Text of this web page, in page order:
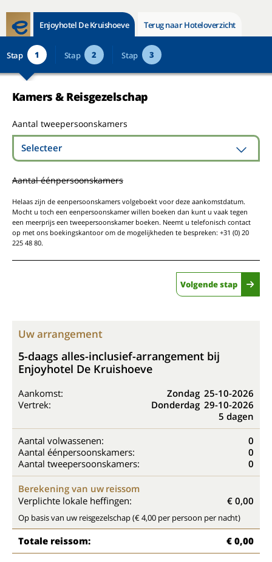
Enjoyhotel De Kruishoeve Terug naar Hoteloverzicht
Stap 1 Stap 2 Stap 3
Kamers & Reisgezelschap
Aantal tweepersoonskamers
Selecteer
Aantal éénpersoonskamers
Helaas zijn de eenpersoonskamers volgeboekt voor deze aankomstdatum.
Mocht u toch een eenpersoonskamer willen boeken dan kunt u vaak tegen
een meerprijs een tweepersoonskamer boeken. Neemt u telefonisch contact
op met ons boekingskantoor om de mogelijkheden te bespreken: +31 (0) 20
225 48 80.
Volgende stap
Uw arrangement
5-daags alles-inclusief-arrangement bij
Enjoyhotel De Kruishoeve
Aankomst: Zondag 25-10-2026
Vertrek:
Donderdag 29-10-2026
5 dagen
Aantal volwassenen:
0
Aantal éénpersoonskamers:
0
Aantal tweepersoonskamers:
0
Berekening van uw reissom
Verplichte lokale heffingen:
€ 0,00
Op basis van uw reisgezelschap (€ 4,00 per persoon per nacht)
Totale reissom: € 0,00